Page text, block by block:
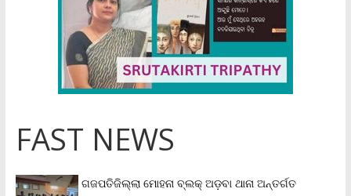
FAST NEWS
ଗଜପତିଜିଲ୍ଲା ମୋହନା ବ୍ଲକ୍‌ ଅଡ଼ବା ଥାନା ଅନ୍ତର୍ଗତ